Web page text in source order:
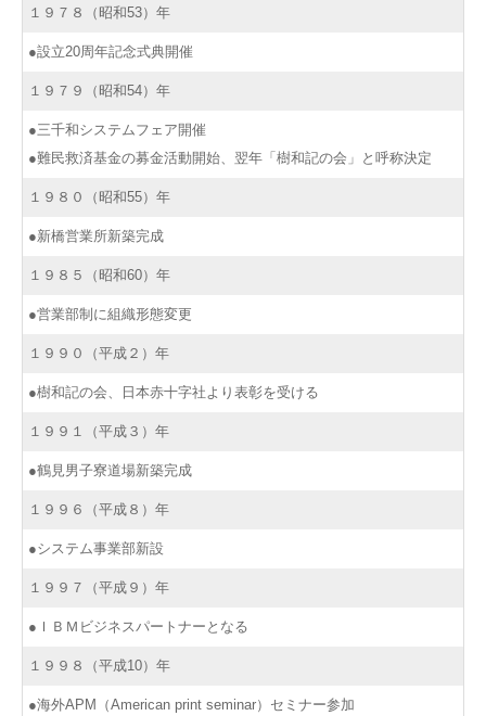
１９７８（昭和53）年
●設立20周年記念式典開催
１９７９（昭和54）年
●三千和システムフェア開催
●難民救済基金の募金活動開始、翌年「樹和記の会」と呼称決定
１９８０（昭和55）年
●新橋営業所新築完成
１９８５（昭和60）年
●営業部制に組織形態変更
１９９０（平成２）年
●樹和記の会、日本赤十字社より表彰を受ける
１９９１（平成３）年
●鶴見男子寮道場新築完成
１９９６（平成８）年
●システム事業部新設
１９９７（平成９）年
●ＩＢＭビジネスパートナーとなる
１９９８（平成10）年
●海外APM（American print seminar）セミナー参加